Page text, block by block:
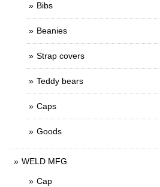
Bibs
Beanies
Strap covers
Teddy bears
Caps
Goods
WELD MFG
Cap